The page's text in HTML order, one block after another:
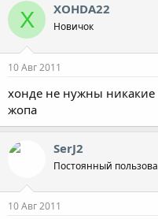
X XOHDA22
Новичок
10 Авг 2011
хонде не нужны
жопа
SerJ2
Постоянный
10 Авг 2011